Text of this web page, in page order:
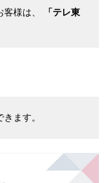
様は、
「テレ東
ます。